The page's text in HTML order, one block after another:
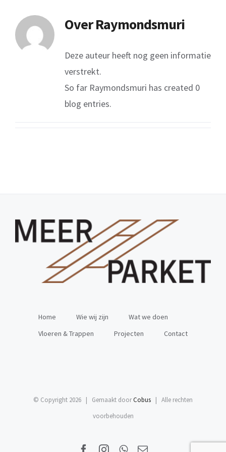
OverRaymondsmuri
Deze auteur heeft nog geen informatie
verstrekt.
So far Raymondsmuri has created 0
blog entries.
Home Wie wij zijn
Wat we doen
Vloeren & Trappen
Projecten Contact
© Copyright 2026 | Gemaakt doorCobus | Alle rechten
voorbehouden
Facebook
Instagram
WhatsApp
E-